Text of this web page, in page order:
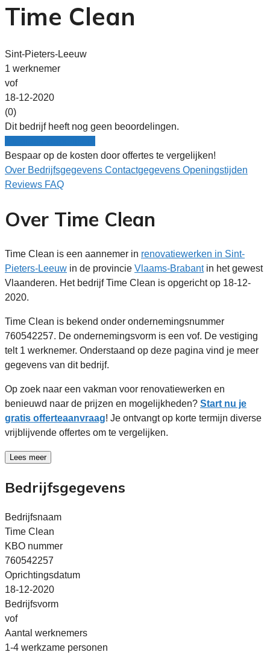
Time Clean
Sint-Pieters-Leeuw
1 werknemer
vof
18-12-2020
(0)
Dit bedrijf heeft nog geen beoordelingen.
Bespaar op de kosten door offertes te vergelijken!
Over Bedrijfsgegevens Contactgegevens Openingstijden
Reviews FAQ
Over Time Clean
Time Clean is een aannemer in renovatiewerken in Sint-
Pieters-Leeuw in de provincie Vlaams-Brabantin het gewest
Vlaanderen. Het bedrijf Time Clean is opgericht op 18-12-
2020.
Time Clean is bekend onder ondernemingsnummer
760542257. De ondernemingsvorm is een vof. De vestiging
telt 1 werknemer. Onderstaand op deze pagina vind je meer
gegevens van dit bedrijf.
Op zoek naar een vakman voor renovatiewerken en
benieuwd naar de prijzen en mogelijkheden? Start nu je
gratis offerteaanvraag! Je ontvangt op korte termijn diverse
vrijblijvende offertes om te vergelijken.
Lees meer
Bedrijfsgegevens
Bedrijfsnaam
Time Clean
KBO nummer
760542257
Oprichtingsdatum
18-12-2020
Bedrijfsvorm
vof
Aantal werknemers
1-4 werkzame personen